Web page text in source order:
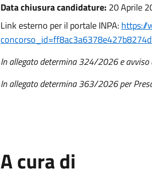
Data chiusura candidature: 20 Aprile
Link esterno per il portale INPA: https://
In allegato determina 324/2026 e
In allegato determina 363/2026 per
A cura di